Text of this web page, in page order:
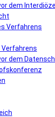
dem
Verfahrens
Verfahrens
dem